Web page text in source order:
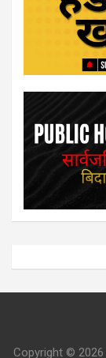
Copyright © 2026